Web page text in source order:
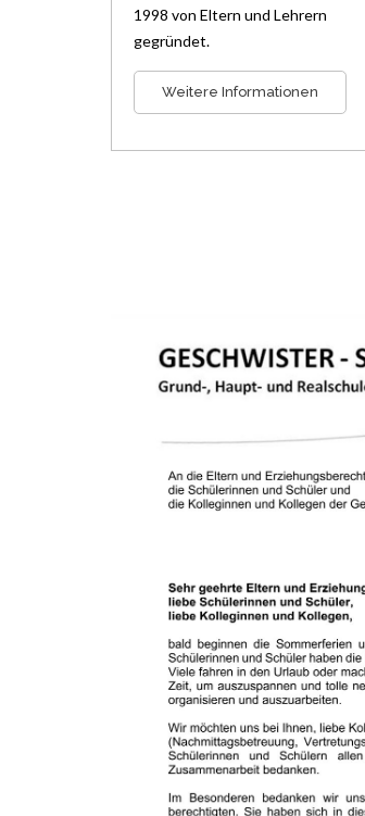
1998 von Eltern und Lehrern
gegründet.
Weitere Informationen